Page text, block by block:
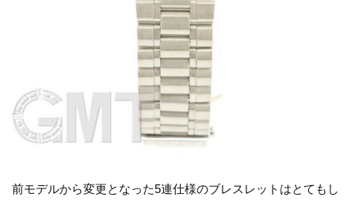
前モデルから変更となった5連仕様のブレスレットはとてもし